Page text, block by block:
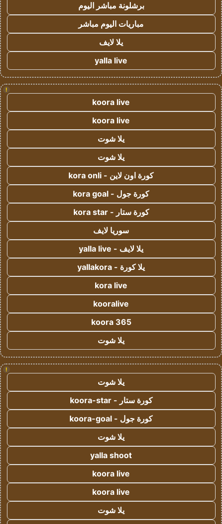
برشلونة مباشر اليوم
مباريات اليوم مباشر
يلا لايف
yalla live
!
koora live
koora live
يلا شوت
يلا شوت
كورة اون لاين - kora onli
كورة جول - kora goal
كورة ستار - kora star
سوريا لايف
يلا لايف - yalla live
يلا كورة - yallakora
kora live
kooralive
koora 365
يلا شوت
!
يلا شوت
كورة ستار - koora-star
كورة جول - koora-goal
يلا شوت
yalla shoot
koora live
koora live
يلا شوت